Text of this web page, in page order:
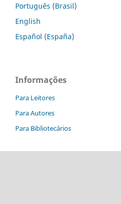
Português (Brasil)
English
Español (España)
Informações
Para Leitores
Para Autores
Para Bibliotecários